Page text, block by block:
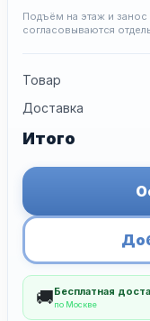
Подъём на этаж и занос
согласовываются
Товар
Доставка
Итого
🚚Бесплатная
по Москве